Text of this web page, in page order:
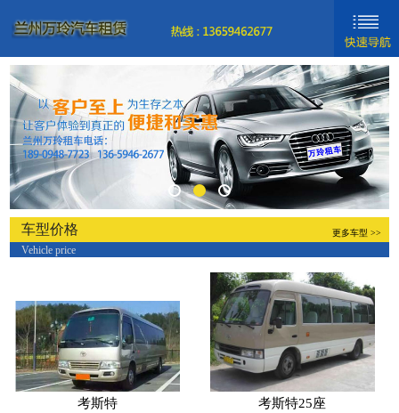
车型价格 更多车型 >>
Vehicle price
考斯特
考斯特25座
新闻动态
车型分类
关于我们
新手入门
帮助中心